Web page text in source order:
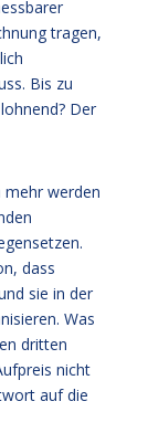
tragen,
Bis zu
Der
mehr werden
dass
sie in der
Was
dritten
nicht
auf die